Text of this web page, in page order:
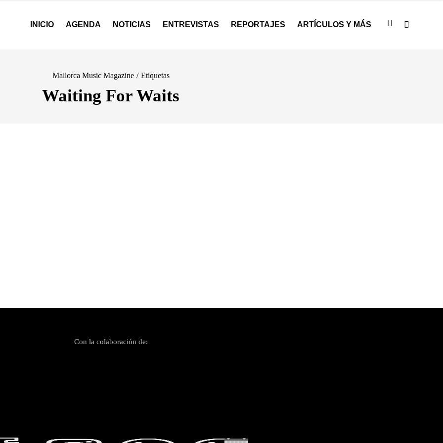
INICIO AGENDA NOTICIAS ENTREVISTAS REPORTAJES ARTÍCULOS Y MÁS
Mallorca Music Magazine / Etiquetas
Waiting For Waits
Con la colaboración de: